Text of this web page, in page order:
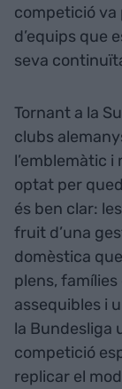
competició
d’equips que
seva
Tornant a la
clubs
l’emblemàtic
optat per
és ben clar:
fruit d’una
domèstica
plens,
assequibles i
la Bundesliga
competició
replicar el